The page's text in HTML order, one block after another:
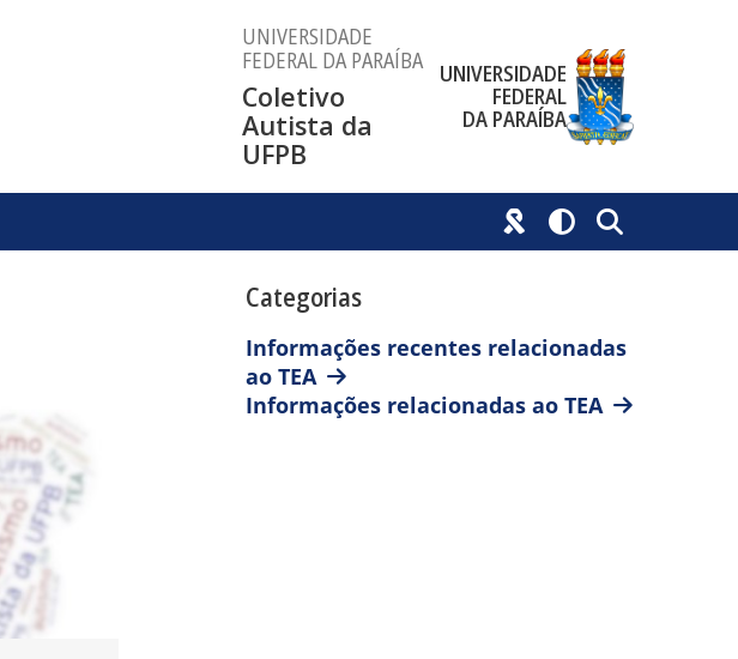
UNIVERSIDADE
FEDERAL DA PARAÍBA
Coletivo
Autista da
UFPB
UNIVERSIDADE
FEDERAL
DA PARAÍBA
Categorias
Informações recentes relacionadas
ao TEA
Informações relacionadas ao TEA